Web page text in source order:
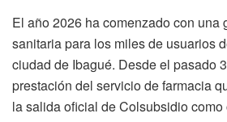
El año 2026 ha comenzado con una
sanitaria para los miles de usuarios
ciudad de Ibagué. Desde el pasado
prestación del servicio de farmacia
la salida oficial de Colsubsidio